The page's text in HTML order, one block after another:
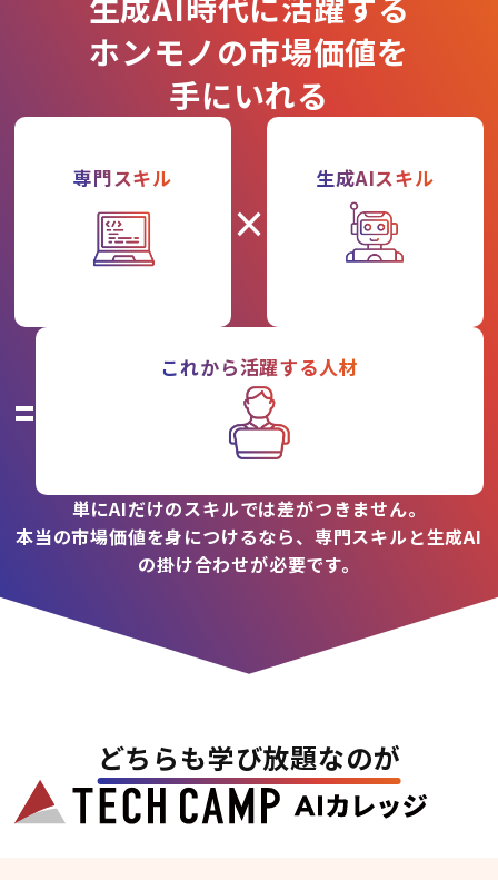
ホンモノの市場価値を
手にいれる
専門スキル
×
生成AIスキル
=
これから活躍する人材
単にAIだけのスキルでは差がつきません。
本当の市場価値を身につけるなら、専門スキルと生成AI
の掛け合わせが必要です。
どちらも学び放題なのが